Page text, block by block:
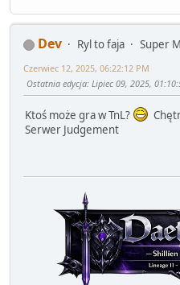
Dev Ryl to faja
Super
Czerwiec 12, 2025, 06:22:12 PM
Ostatnia edycja: Lipiec 09, 2025,
Ktoś może gra w TnL?
Serwer Judgement